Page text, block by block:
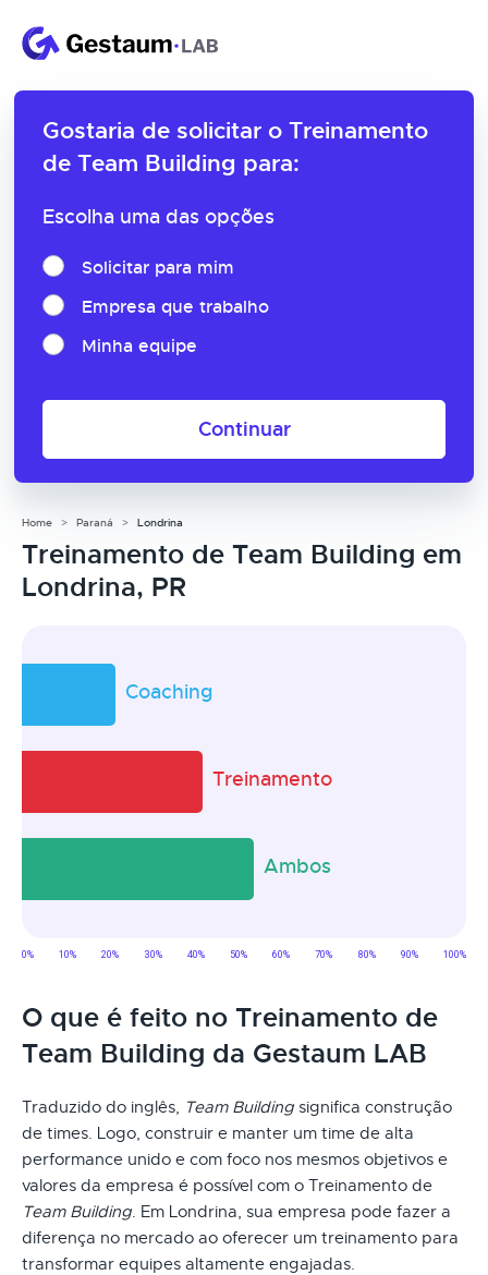
Gostaria de solicitar o Treinamento
de Team Building para:
Escolha uma das opções
Solicitar para mim
Empresa que trabalho
Minha equipe
Continuar
Home Paraná Londrina
Treinamento de Team Building em
Londrina, PR
O que é feito no Treinamento de
Team Building da Gestaum LAB
Traduzido do inglês, Team Building significa construção
de times. Logo, construir e manter um time de alta
performance unido e com foco nos mesmos objetivos e
valores da empresa é possível com o Treinamento de
Team Building. Em Londrina, sua empresa pode fazer a
diferença no mercado ao oferecer um treinamento para
transformar equipes altamente engajadas.